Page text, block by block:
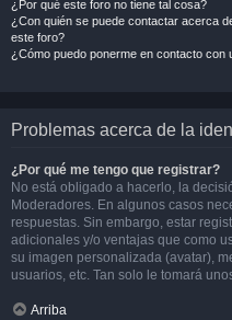
¿Por qué este foro no tiene tal cosa?
¿Con quién se puede contactar acerca
este foro?
¿Cómo puedo ponerme en contacto con
Problemas acerca de la
¿Por qué me tengo que registrar?
No está obligado a hacerlo, la
Moderadores. En algunos casos
respuestas. Sin embargo, estar
adicionales y/o ventajas que como
su imagen personalizada (avatar),
usuarios, etc. Tan solo le tomará
Arriba